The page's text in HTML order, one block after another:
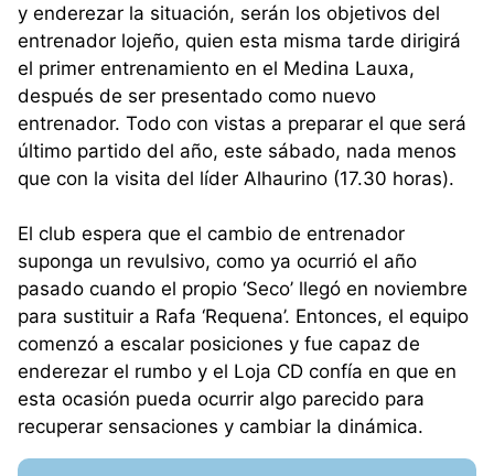
y enderezar la situación, serán los objetivos del
entrenador lojeño, quien esta misma tarde dirigirá
el primer entrenamiento en el Medina Lauxa,
después de ser presentado como nuevo
entrenador. Todo con vistas a preparar el que será
último partido del año, este sábado, nada menos
que con la visita del líder Alhaurino (17.30 horas).
El club espera que el cambio de entrenador
suponga un revulsivo, como ya ocurrió el año
pasado cuando el propio ‘Seco’ llegó en noviembre
para sustituir a Rafa ‘Requena’. Entonces, el equipo
comenzó a escalar posiciones y fue capaz de
enderezar el rumbo y el Loja CD confía en que en
esta ocasión pueda ocurrir algo parecido para
recuperar sensaciones y cambiar la dinámica.